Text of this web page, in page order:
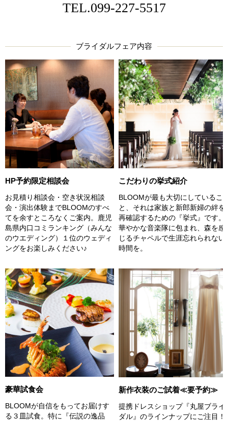
TEL.099-227-5517
ブライダルフェア内容
HP予約限定相談会
お見積り相談会・空き状況相談
会・演出体験までBLOOMのすべ
てを余すところなくご案内。鹿児
島県内口コミランキング（みんな
のウエディング）１位のウェディ
ングをお楽しみください♪
こだわりの挙式紹介
BLOOMが最も大切にしているこ
と、それは家族と新郎新婦の絆を
再確認するための『挙式』です。
華やかな音楽隊に包まれ、森を感
じるチャペルで生涯忘れられない
時間を。
豪華試食会
BLOOMが自信をもってお届けす
る３皿試食。特に『伝説の逸品
新作衣装のご試着≪要予約≫
提携ドレスショップ『丸屋ブライ
ダル』のラインナップにご注目！